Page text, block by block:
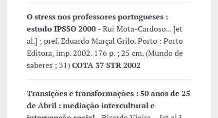
O stress nos professores portugueses :
estudo IPSSO 2000 - Rui Mota-Cardoso... [et
al.] ; pref. Eduardo Marçal Grilo. Porto : Porto
Editora, imp. 2002. 176 p. ; 25 cm. (Mundo de
saberes ; 31)COTA 37 STR 2002
Transições e transformações : 50 anos de 25
de Abril : mediação intercultural e